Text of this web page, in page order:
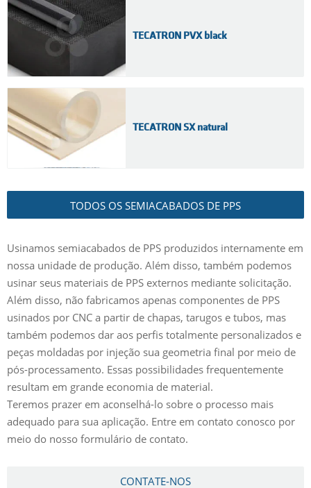
TECATRON PVX black
TECATRON SX natural
TODOS OS SEMIACABADOS DE PPS
Usinamos semiacabados de PPS produzidos internamente em
nossa unidade de produção. Além disso, também podemos
usinar seus materiais de PPS externos mediante solicitação.
Além disso, não fabricamos apenas componentes de PPS
usinados por CNC a partir de chapas, tarugos e tubos, mas
também podemos dar aos perfis totalmente personalizados e
peças moldadas por injeção sua geometria final por meio de
pós-processamento. Essas possibilidades frequentemente
resultam em grande economia de material.
Teremos prazer em aconselhá-lo sobre o processo mais
adequado para sua aplicação. Entre em contato conosco por
meio do nosso formulário de contato.
CONTATE-NOS